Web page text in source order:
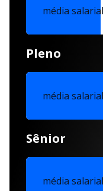
média salarial
Pleno
média salarial
Sênior
média salarial